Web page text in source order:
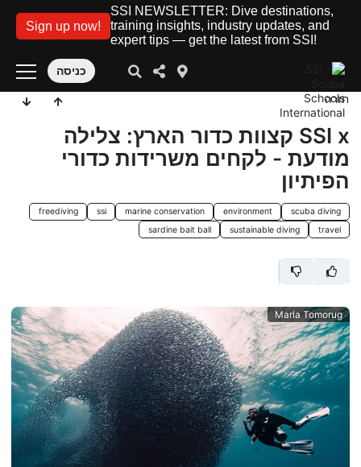
SSI NEWSLETTER: Dive destinations,
training insights, industry updates, and
expert tips — get the latest from SSI!
Sign up now!
כניסה
חזרה
SSI x קצוות כדור הארץ: צלילה
מודעת - לקחים משרידות כדורי
הפיתיון
scuba diving
environment
marine conservation
ssi
freediving
travel
sustainable diving
sardine bait ball
Marla Tomorug